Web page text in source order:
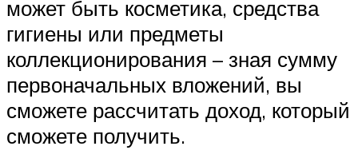
может быть косметика, средства
гигиены или предметы
коллекционирования – зная сумму
первоначальных вложений, вы
сможете рассчитать доход, который
сможете получить.